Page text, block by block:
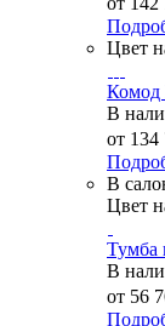
Цвет
Комод
В
от 134
В
Цвет
Тумба
В
от 56